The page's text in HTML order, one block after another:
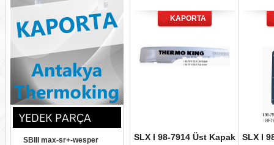
YEDEK PARÇA
SBIII max-sr+-wesper
KAPORTA
SLX I 98-7914 Üst Kapak SLX I